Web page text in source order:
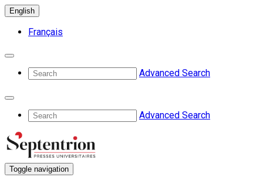
English
Français
Advanced Search
Advanced Search
Toggle navigation